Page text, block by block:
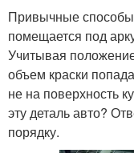
Привычные способы
помещается под
Учитывая
объем краски
не на поверхность
эту деталь авто?
порядку.